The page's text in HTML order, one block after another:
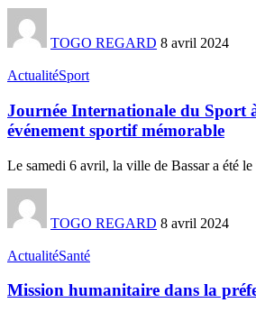
TOGO REGARD 8 avril 2024
ActualitéSport
Journée Internationale du Sport
événement sportif mémorable
Le samedi 6 avril, la ville de Bassar a été le
TOGO REGARD 8 avril 2024
ActualitéSanté
Mission humanitaire dans la